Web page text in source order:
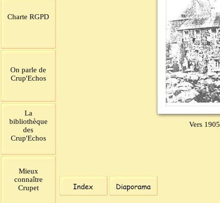
Charte RGPD
On parle de
Crup'Echos
La
bibliothèque
des
Crup'Echos
Mieux
connaître
Crupet
Vers